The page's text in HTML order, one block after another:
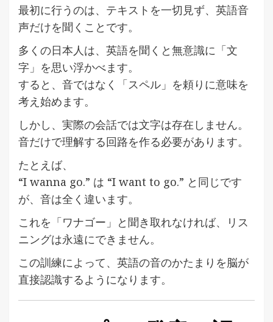
最初に行うのは、テキストを一切見ず、英語音
声だけを聞くことです。
多くの日本人は、英語を聞くと無意識に「文
字」を思い浮かべます。
すると、音ではなく「スペル」を頼りに意味を
考え始めます。
しかし、実際の会話では文字は存在しません。
音だけで理解する回路を作る必要があります。
たとえば、
“I wanna go.” は “I want to go.” と同じです
が、音は全く違います。
これを「ワナゴー」と聞き取れなければ、リス
ニングは永遠にできません。
この訓練によって、英語の音のかたまりを脳が
直接認識するようになります。